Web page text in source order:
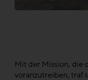
Mit der Mission, die
voranzutreiben, traf